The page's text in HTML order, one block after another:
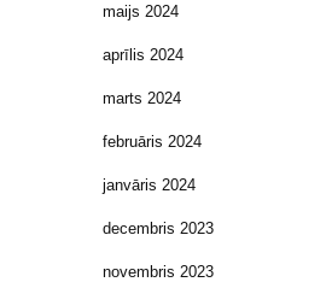
maijs 2024
aprīlis 2024
marts 2024
februāris 2024
janvāris 2024
decembris 2023
novembris 2023